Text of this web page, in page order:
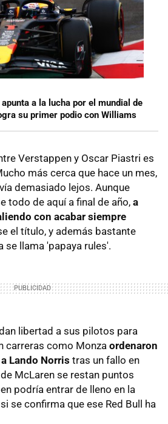
a la lucha por el mundial de
su primer podio con Williams
Verstappen y Oscar Piastri es
más cerca que hace un mes,
demasiado lejos. Aunque
todo de aquí a final de año, a
con acabar siempre
el título, y además bastante
se llama 'papaya rules'.
libertad a sus pilotos para
carreras como Monza ordenaron
Lando Norris tras un fallo en
McLaren se restan puntos
podría entrar de lleno en la
se confirma que ese Red Bull ha